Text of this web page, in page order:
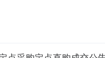
要信息1、主要标的名称：郝